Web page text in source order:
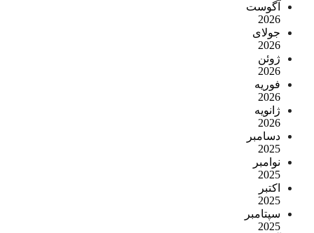
آگوست
2026
جولای
2026
ژوئن
2026
فوریه
2026
ژانویه
2026
دسامبر
2025
نوامبر
2025
اکتبر
2025
سپتامبر
2025